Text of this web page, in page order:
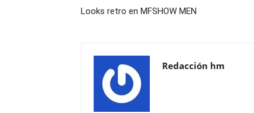
Looks retro en MFSHOW MEN
Redacción hm